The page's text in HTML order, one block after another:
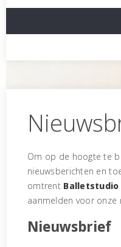
Om op de hoogte te
nieuwsberichten en
omtrent Balletstudio
aanmelden voor onze
Nieuwsbrief